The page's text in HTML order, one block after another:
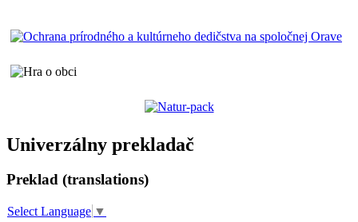
Univerzálny prekladač
Preklad (translations)
Select Language ▼